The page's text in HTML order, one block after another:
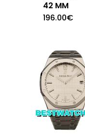
42 MM
196.00€